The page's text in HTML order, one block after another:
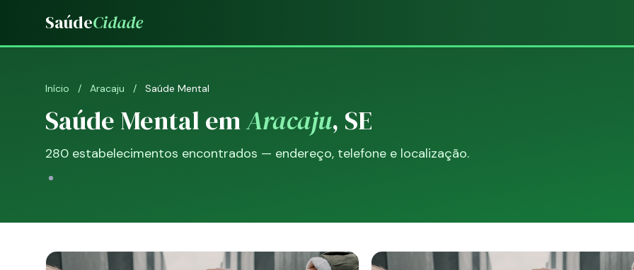
SaúdeCidade
Início / Aracaju / Saúde Mental
Saúde Mental emAracaju, SE
280 estabelecimentos encontrados — endereço, telefone e localização.